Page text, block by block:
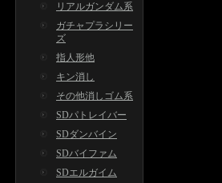
リアルガンダム系
ガチャプラシリー
ズ
指人形他
キン消し
その他消しゴム系
SDパトレイバー
SDダンバイン
SDバイファム
SDエルガイム